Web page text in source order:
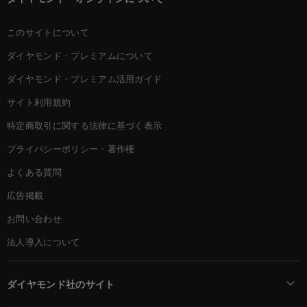
このサイトについて
ダイヤモンド・プレミアムについて
ダイヤモンド・プレミアム活用ガイド
サイト利用規約
特定商取引に関する法律に基づく表示
プライバシーポリシー・著作権
よくある質問
広告掲載
お問い合わせ
法人導入について
ダイヤモンド社のサイト